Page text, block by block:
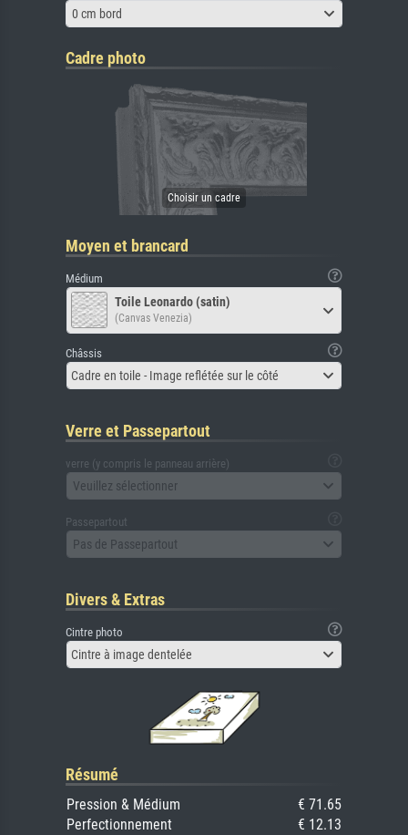
0 cm bord
Cadre photo
Moyen et brancard
Médium
Toile Leonardo (satin)
(Canvas Venezia)
Châssis
Cadre en toile - Image reflétée sur le côté
Verre et Passepartout
verre (y compris le panneau arrière)
Veuillez sélectionner
Passepartout
Pas de Passepartout
Divers & Extras
Cintre photo
Cintre à image dentelée
Résumé
Pression & Médium
€ 71.65
Perfectionnement
€ 12.13